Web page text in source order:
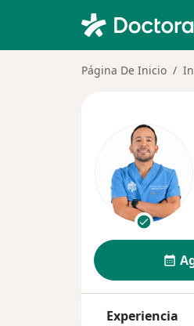
Página De Inicio
Experiencia